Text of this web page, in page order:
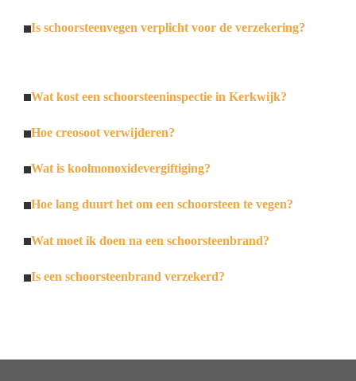
Is schoorsteenvegen verplicht voor de verzekering?
Wat kost een schoorsteeninspectie in Kerkwijk?
Hoe creosoot verwijderen?
Wat is koolmonoxidevergiftiging?
Hoe lang duurt het om een schoorsteen te vegen?
Wat moet ik doen na een schoorsteenbrand?
Is een schoorsteenbrand verzekerd?